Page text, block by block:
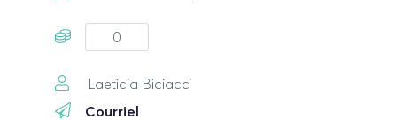
0
Laeticia Biciacci
Courriel